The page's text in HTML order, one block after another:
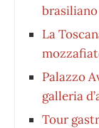
brasiliano
La
Palazzo
galleria
Tour